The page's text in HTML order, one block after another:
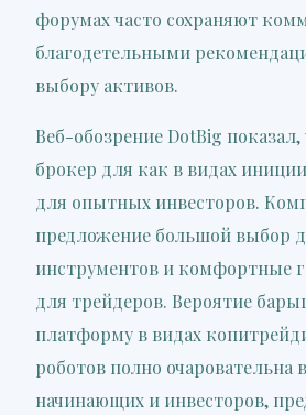
форумах часто сохраняют
благодетельными
выбору активов.
Веб-обозрение DotBig
брокер для как в видах
для опытных инвесторов.
предложение большой выбор
инструментов и комфортные
для трейдеров. Вероятие
платформу в видах
роботов полно очаровательна
начинающих и инвесторов,